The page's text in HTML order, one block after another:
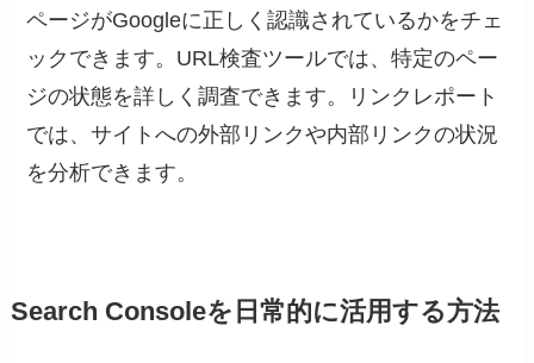
ページがGoogleに正しく認識されているかをチェ
ックできます。URL検査ツールでは、特定のペー
ジの状態を詳しく調査できます。リンクレポート
では、サイトへの外部リンクや内部リンクの状況
を分析できます。
Search Consoleを日常的に活用する方法